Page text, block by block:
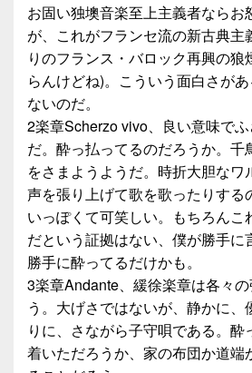
お固い独墺音楽至上主義者ならお
が、これがフランセ流の新古典主
りのフランス・バロック再興の狼
らんけどね)。こういう面白さが
ないのだ。
2楽章Scherzo vivo、良い意味で
だ。酔っ払ってるのだろうか。千
をさまようようだ。時折大胆なワ
声を張り上げて歌を歌ったりする
いっぽくて可笑しい。もちろんこ
だという証拠はない、僕が勝手に
勝手に酔ってるだけかも。
3楽章Andante、緩徐楽章は各々
う。大げさではないが、静かに
りに、さながら子守唄である。酔
着いただろうか、家の布団か道端